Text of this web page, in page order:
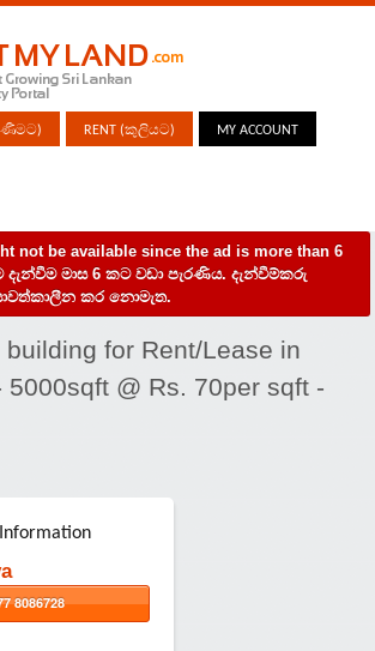
RENT (කුලියට) MY ACCOUNT
not be available since the ad is more than 6
දැන්වීම මාස 6 කට වඩා පැරණිය. දැන්වීම්කරු
කර නොමැත.
for Rent/Lease in
5000sqft @ Rs. 70per sqft -
8086728